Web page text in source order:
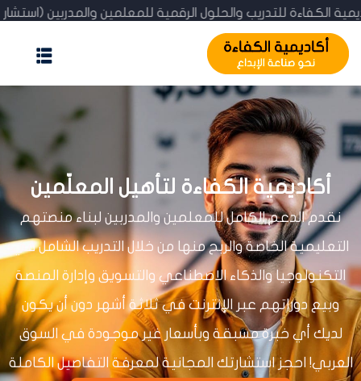
أكاديمية الكفاءة للتدريب والحلول الرقمية للمعلمين
الإنجازات
استشارة مجانية
تسجيل / اشتراك
أكاديمية الكفاءة لتأهيل المعلّمين
نقدم الدعم الكامل للمعلمين والمدربين لبناء منصتهم
التعليمية الخاصة والربح منها من خلال التدريب الشامل في
التكنولوجيا والذكاء الاصطناعي والتسويق وإدارة المنصة
وبيع دوراتهم عبر الإنترنت في ثلاثة أشهر دون أن يكون
لديك أي خبرة مسبقة وبأسعار غير موجودة في السوق
العربي! احجز استشارتك المجانية لمعرفة التفاصيل الكاملة